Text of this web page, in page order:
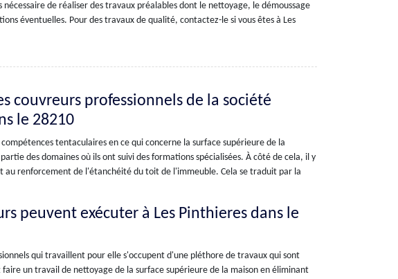
nécessaire de réaliser des travaux préalables dont le nettoyage, le démoussage
éventuelles. Pour des travaux de qualité, contactez-le si vous êtes à Les
couvreurs professionnels de la société
le 28210
tentaculaires en ce qui concerne la surface supérieure de la
des domaines où ils ont suivi des formations spécialisées. À côté de cela, il y
renforcement de l'étanchéité du toit de l'immeuble. Cela se traduit par la
peuvent exécuter à Les Pinthieres dans le
qui travaillent pour elle s'occupent d'une pléthore de travaux qui sont
un travail de nettoyage de la surface supérieure de la maison en éliminant